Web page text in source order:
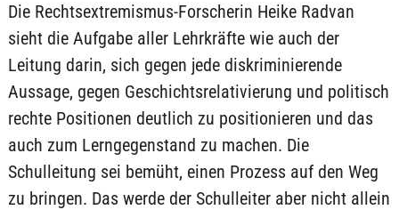
Die Rechtsextremismus-Forscherin Heike Radvan
sieht die Aufgabe aller Lehrkräfte wie auch der
Leitung darin, sich gegen jede diskriminierende
Aussage, gegen Geschichtsrelativierung und politisch
rechte Positionen deutlich zu positionieren und das
auch zum Lerngegenstand zu machen. Die
Schulleitung sei bemüht, einen Prozess auf den Weg
zu bringen. Das werde der Schulleiter aber nicht allein